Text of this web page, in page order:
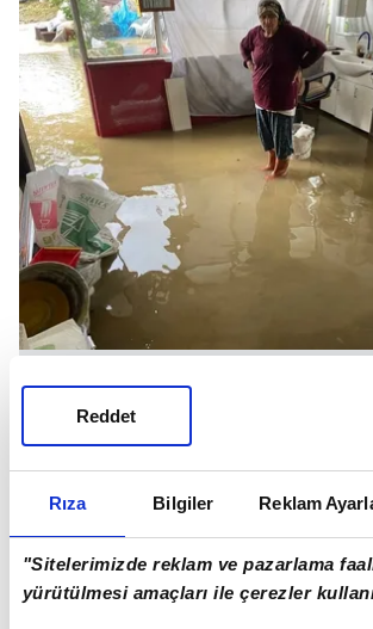
Rıza Bilgiler Reklam
"Sitelerimizde reklam ve pazarlama
yürütülmesi amaçları ile çerezler
Reddet
HEYELANLAR BAŞLADI
Karabük'ün Yenice ilçesinde
bazı iş yerlerini su bastı, heyelan
ulaşımda aksamalar yaşandı.
sokaklarda su birikintilerine neden